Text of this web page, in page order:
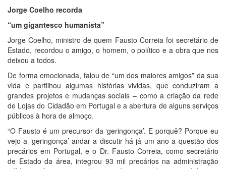
Jorge Coelho recorda
“um gigantesco humanista”
Jorge Coelho, ministro de quem Fausto Correia foi secretário de
Estado, recordou o amigo, o homem, o político e a obra que nos
deixou a todos.
De forma emocionada, falou de “um dos maiores amigos” da sua
vida e partilhou algumas histórias vividas, que conduziram a
grandes projetos e mudanças sociais – como a criação da rede
de Lojas do Cidadão em Portugal e a abertura de alguns serviços
públicos à hora de almoço.
“O Fausto é um precursor da ‘geringonça’. E porquê? Porque eu
vejo a ‘geringonça’ andar a discutir há já um ano a questão dos
precários em Portugal, e o Dr. Fausto Correia, como secretário
de Estado da área, integrou 93 mil precários na administração